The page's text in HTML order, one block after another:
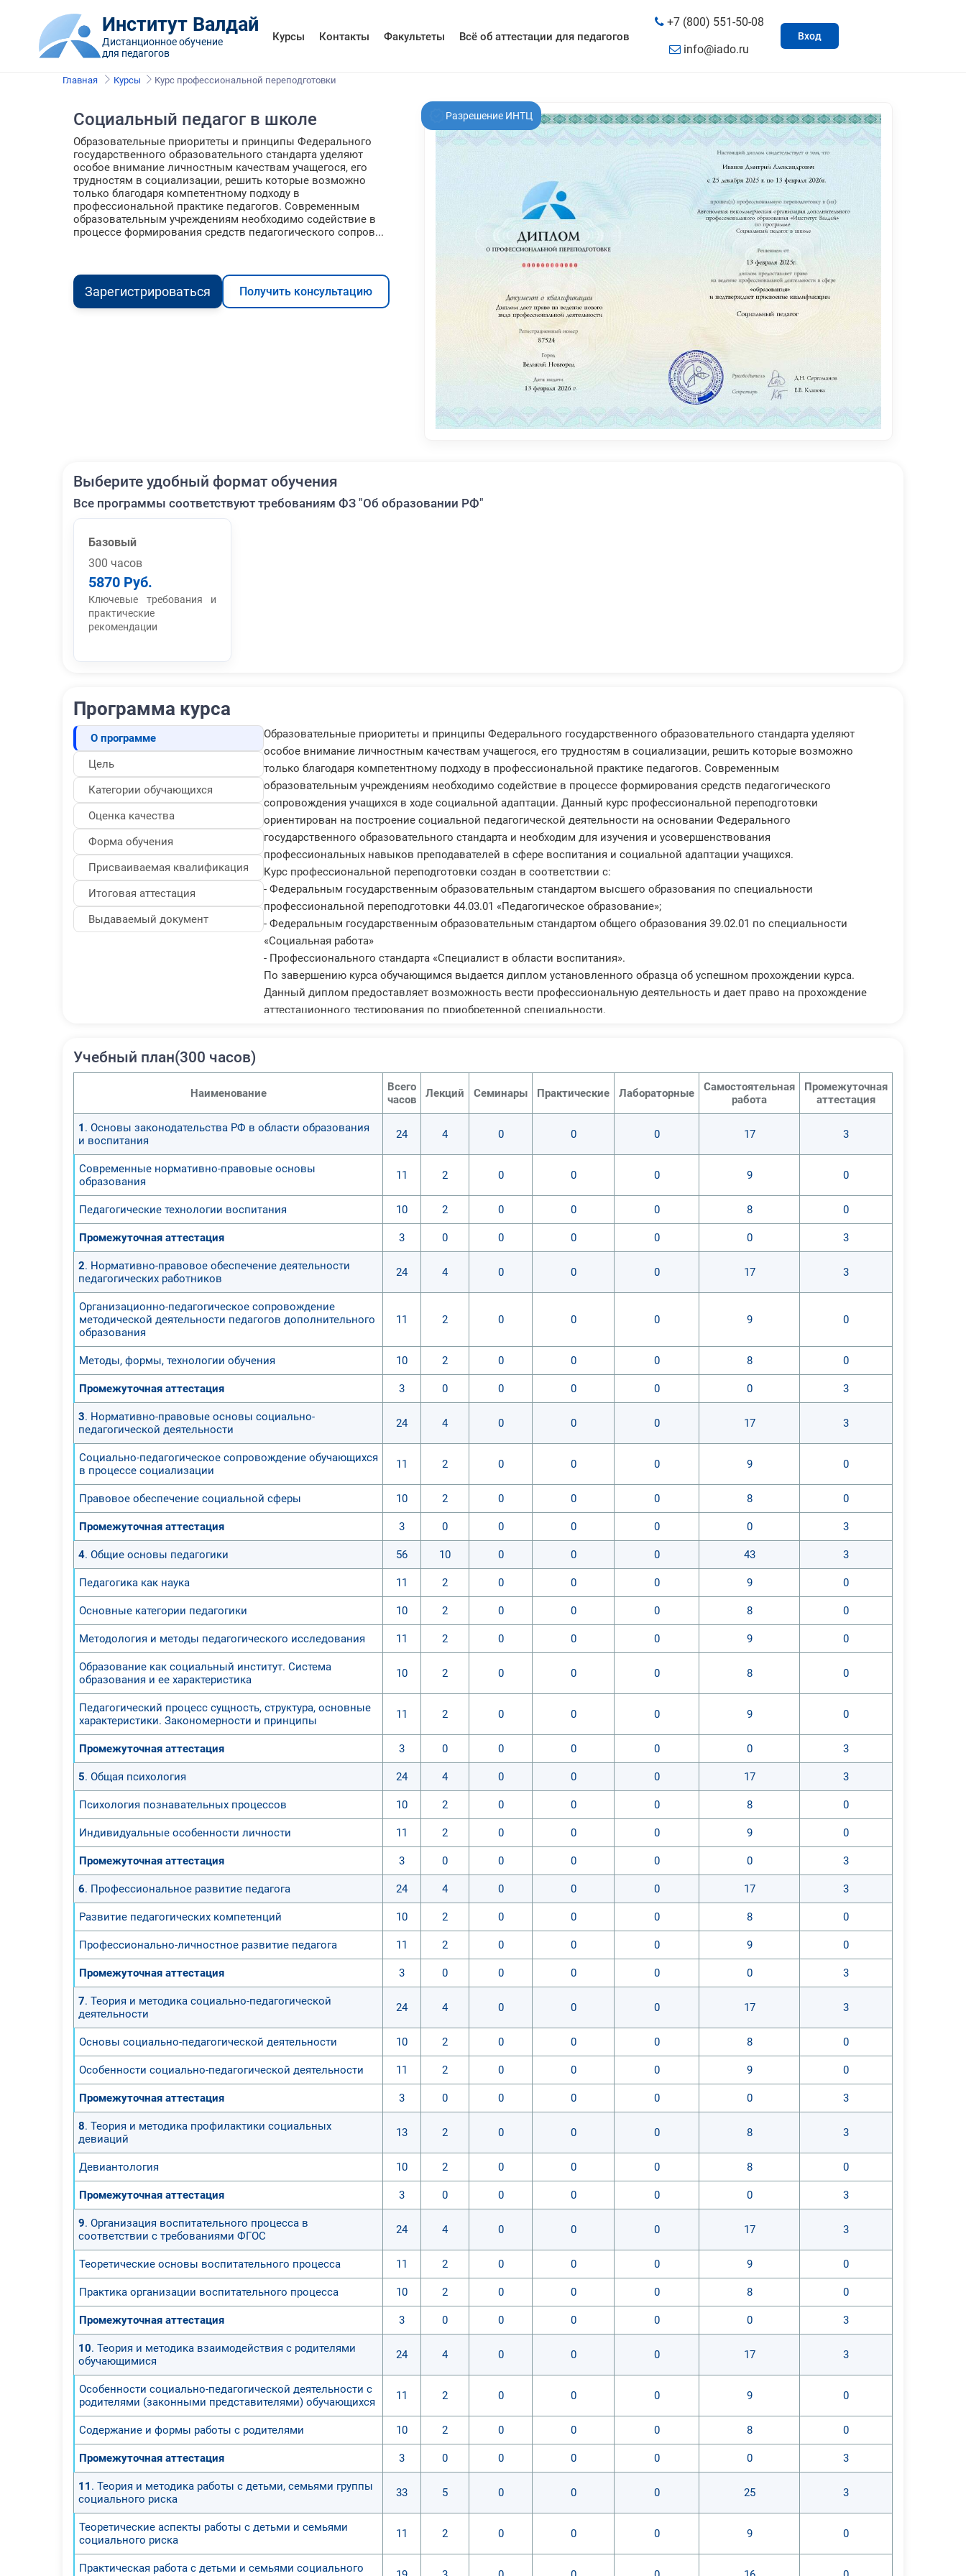
Институт Валдай
Дистанционное обучение
для педагогов
Курсы Контакты Факультеты Всё об аттестации для педагогов
+7 (800) 551-50-08
info@iado.ru
Вход
Главная Курсы Курс профессиональной переподготовки
Социальный педагог в школе
Образовательные приоритеты и принципы Федерального
государственного образовательного стандарта уделяют
особое внимание личностным качествам учащегося, его
трудностям в социализации, решить которые возможно
только благодаря компетентному подходу в
профессиональной практике педагогов. Современным
образовательным учреждениям необходимо содействие в
процессе формирования средств педагогического сопров...
Зарегистрироваться Получить консультацию
Разрешение ИНТЦ
Выберите удобный формат обучения
Все программы соответствуют требованиям ФЗ "Об образовании РФ"
Базовый
300 часов
5870 Руб.
Ключевые требования и
практические
рекомендации
Программа курса
О программе
Цель
Категории обучающихся
Оценка качества
Форма обучения
Присваиваемая квалификация
Итоговая аттестация
Выдаваемый документ
Образовательные приоритеты и принципы Федерального государственного образовательного стандарта уделяют
особое внимание личностным качествам учащегося, его трудностям в социализации, решить которые возможно
только благодаря компетентному подходу в профессиональной практике педагогов. Современным
образовательным учреждениям необходимо содействие в процессе формирования средств педагогического
сопровождения учащихся в ходе социальной адаптации. Данный курс профессиональной переподготовки
ориентирован на построение социальной педагогической деятельности на основании Федерального
государственного образовательного стандарта и необходим для изучения и усовершенствования
профессиональных навыков преподавателей в сфере воспитания и социальной адаптации учащихся.
Курс профессиональной переподготовки создан в соответствии с:
- Федеральным государственным образовательным стандартом высшего образования по специальности
профессиональной переподготовки 44.03.01 «Педагогическое образование»;
- Федеральным государственным образовательным стандартом общего образования 39.02.01 по специальности
«Социальная работа»
- Профессионального стандарта «Специалист в области воспитания».
По завершению курса обучающимся выдается диплом установленного образца об успешном прохождении курса.
Данный диплом предоставляет возможность вести профессиональную деятельность и дает право на прохождение
аттестационного тестирования по приобретенной специальности.
Учебный план(300 часов)
Наименование
Всего
часов
Лекций Семинары Практические Лабораторные
Самостоятельная
работа
Промежуточная
аттестация
1 . Основы законодательства РФ в области образования
и воспитания
24 4 0 0 0 17 3
Современные нормативно-правовые основы
образования
11 2 0 0 0 9 0
Педагогические технологии воспитания 10 2 0 0 0 8 0
Промежуточная аттестация 3 0 0 0 0 0 3
2. Нормативно-правовое обеспечение деятельности
педагогических работников
24 4 0 0 0 17 3
Организационно-педагогическое сопровождение
методической деятельности педагогов дополнительного
образования
11 2 0 0 0 9 0
Методы, формы, технологии обучения 10 2 0 0 0 8 0
Промежуточная аттестация 3 0 0 0 0 0 3
3. Нормативно-правовые основы социально-
педагогической деятельности
24 4 0 0 0 17 3
Социально-педагогическое сопровождение обучающихся
в процессе социализации
11 2 0 0 0 9 0
Правовое обеспечение социальной сферы 10 2 0 0 0 8 0
Промежуточная аттестация 3 0 0 0 0 0 3
4. Общие основы педагогики 56 10 0 0 0 43 3
Педагогика как наука 11 2 0 0 0 9 0
Основные категории педагогики 10 2 0 0 0 8 0
Методология и методы педагогического исследования 11 2 0 0 0 9 0
Образование как социальный институт. Система
образования и ее характеристика
10 2 0 0 0 8 0
Педагогический процесс сущность, структура, основные
характеристики. Закономерности и принципы
11 2 0 0 0 9 0
Промежуточная аттестация 3 0 0 0 0 0 3
5. Общая психология 24 4 0 0 0 17 3
Психология познавательных процессов 10 2 0 0 0 8 0
Индивидуальные особенности личности 11 2 0 0 0 9 0
Промежуточная аттестация 3 0 0 0 0 0 3
6. Профессиональное развитие педагога 24 4 0 0 0 17 3
Развитие педагогических компетенций 10 2 0 0 0 8 0
Профессионально-личностное развитие педагога 11 2 0 0 0 9 0
Промежуточная аттестация 3 0 0 0 0 0 3
7. Теория и методика социально-педагогической
деятельности
24 4 0 0 0 17 3
Основы социально-педагогической деятельности 10 2 0 0 0 8 0
Особенности социально-педагогической деятельности 11 2 0 0 0 9 0
Промежуточная аттестация 3 0 0 0 0 0 3
8. Теория и методика профилактики социальных
девиаций
13 2 0 0 0 8 3
Девиантология 10 2 0 0 0 8 0
Промежуточная аттестация 3 0 0 0 0 0 3
9. Организация воспитательного процесса в
соответствии с требованиями ФГОС
24 4 0 0 0 17 3
Теоретические основы воспитательного процесса 11 2 0 0 0 9 0
Практика организации воспитательного процесса 10 2 0 0 0 8 0
Промежуточная аттестация 3 0 0 0 0 0 3
10. Теория и методика взаимодействия с родителями
обучающимися
24 4 0 0 0 17 3
Особенности социально-педагогической деятельности с
родителями (законными представителями) обучающихся
11 2 0 0 0 9 0
Содержание и формы работы с родителями 10 2 0 0 0 8 0
Промежуточная аттестация 3 0 0 0 0 0 3
11 . Теория и методика работы с детьми, семьями группы
социального риска
33 5 0 0 0 25 3
Теоретические аспекты работы с детьми и семьями
социального риска
11 2 0 0 0 9 0
Практическая работа с детьми и семьями социального